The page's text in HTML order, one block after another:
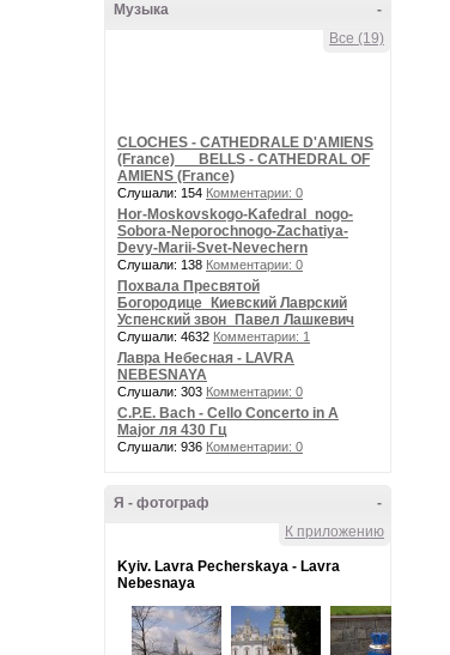
-
Музыка
Все (19)
CLOCHES - CATHEDRALE D'AMIENS
(France) __ BELLS - CATHEDRAL OF
AMIENS (France)
Слушали: 154 Комментарии: 0
Hor-Moskovskogo-Kafedral_nogo-
Sobora-Neporochnogo-Zachatiya-
Devy-Marii-Svet-Nevechern
Слушали: 138 Комментарии: 0
Похвала Пресвятой
Богородице_Киевский Лаврский
Успенский звон_Павел Лашкевич
Слушали: 4632 Комментарии: 1
Лавра Небесная - LAVRA
NEBESNAYA
Слушали: 303 Комментарии: 0
C.P.E. Bach - Cello Concerto in A
Major ля 430 Гц
Слушали: 936 Комментарии: 0
-
Я - фотограф
К приложению
Kyiv. Lavra Pecherskaya - Lavra
Nebesnaya